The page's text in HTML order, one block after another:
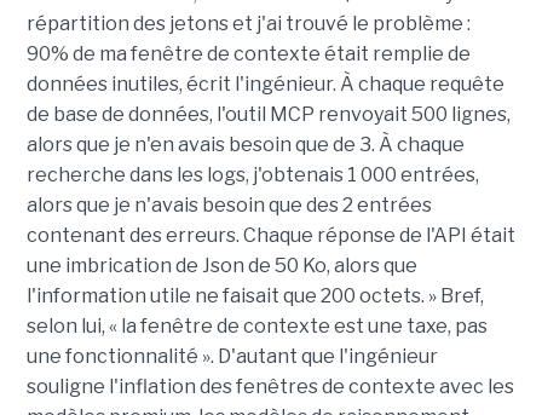
répartition des jetons et j'ai trouvé le problème :
90% de ma fenêtre de contexte était remplie de
données inutiles, écrit l'ingénieur. À chaque requête
de base de données, l'outil MCP renvoyait 500 lignes,
alors que je n'en avais besoin que de 3. À chaque
recherche dans les logs, j'obtenais 1 000 entrées,
alors que je n'avais besoin que des 2 entrées
contenant des erreurs. Chaque réponse de l'API était
une imbrication de Json de 50 Ko, alors que
l'information utile ne faisait que 200 octets. » Bref,
selon lui, « la fenêtre de contexte est une taxe, pas
une fonctionnalité ». D'autant que l'ingénieur
souligne l'inflation des fenêtres de contexte avec les